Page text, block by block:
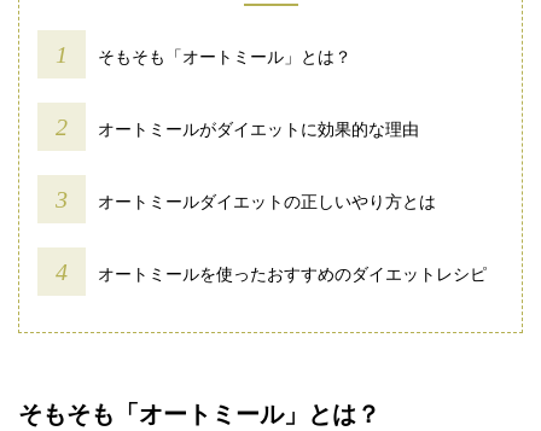
そもそも「オートミール」とは？
オートミールがダイエットに効果的な理由
オートミールダイエットの正しいやり方とは
オートミールを使ったおすすめのダイエットレシピ
そもそも「オートミール」とは？